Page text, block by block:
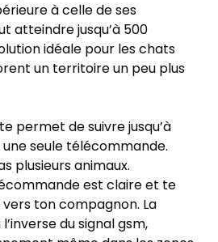
à celle de ses
atteindre jusqu’à 500
idéale pour les chats
un territoire un peu plus
permet de suivre jusqu’à
seule télécommande.
plusieurs animaux.
est claire et te
ton compagnon. La
du signal gsm,